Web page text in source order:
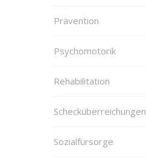
Prävention
Psychomotorik
Rehabilitation
Schecküberreichungen
Sozialfürsorge